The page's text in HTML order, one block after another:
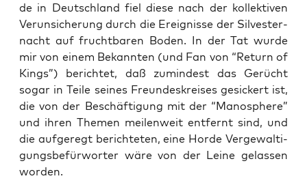
de in Deutsch­land fiel die­se nach der kol­lek­ti­ven
Ver­un­si­che­rung durch die Ereig­nis­se der Sil­ves­ter­
nacht auf frucht­ba­ren Boden. In der Tat wur­de
mir von einem Bekann­ten (und Fan von “Return of
Kings”) berich­tet, daß zumin­dest das Gerücht
sogar in Tei­le sei­nes Freun­des­krei­ses gesi­ckert ist,
die von der Beschäf­ti­gung mit der “Manos­phe­re”
und ihren The­men mei­len­weit ent­fernt sind, und
die auf­ge­regt berich­te­ten, eine Hor­de Ver­ge­wal­ti­
gungs­be­für­wor­ter wäre von der Lei­ne gelas­sen
worden.